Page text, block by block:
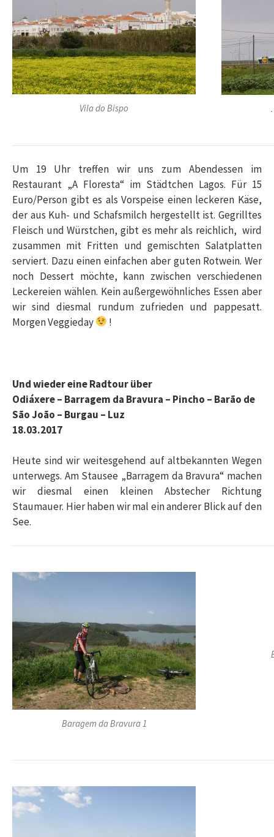
Vila do Bispo
Um 19 Uhr treffen wir uns zum Abendessen im
Restaurant „A Floresta“ im Städtchen Lagos. Für 15
Euro/Person gibt es als Vorspeise einen leckeren Käse,
der aus Kuh- und Schafsmilch hergestellt ist. Gegrilltes
Fleisch und Würstchen, gibt es mehr als reichlich, wird
zusammen mit Fritten und gemischten Salatplatten
serviert. Dazu einen einfachen aber guten Rotwein. Wer
noch Dessert möchte, kann zwischen verschiedenen
Leckereien wählen. Kein außergewöhnliches Essen aber
wir sind diesmal rundum zufrieden und pappesatt.
Morgen Veggieday
!
Und wieder eine Radtourüber
Odiáxere – Barragem da Bravura – Pincho – Barão de
São João – Burgau – Luz
18.03.2017
Heute sind wir weitesgehend auf altbekannten Wegen
unterwegs. Am Stausee „Barragem da Bravura“ machen
wir diesmal einen kleinen Abstecher Richtung
Staumauer. Hier haben wir mal ein anderer Blick auf den
See.
Baragem da Bravura 1